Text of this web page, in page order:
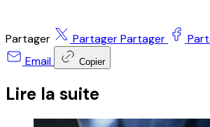
Partager PartagerPartager
Email
Copier
Lire la suite